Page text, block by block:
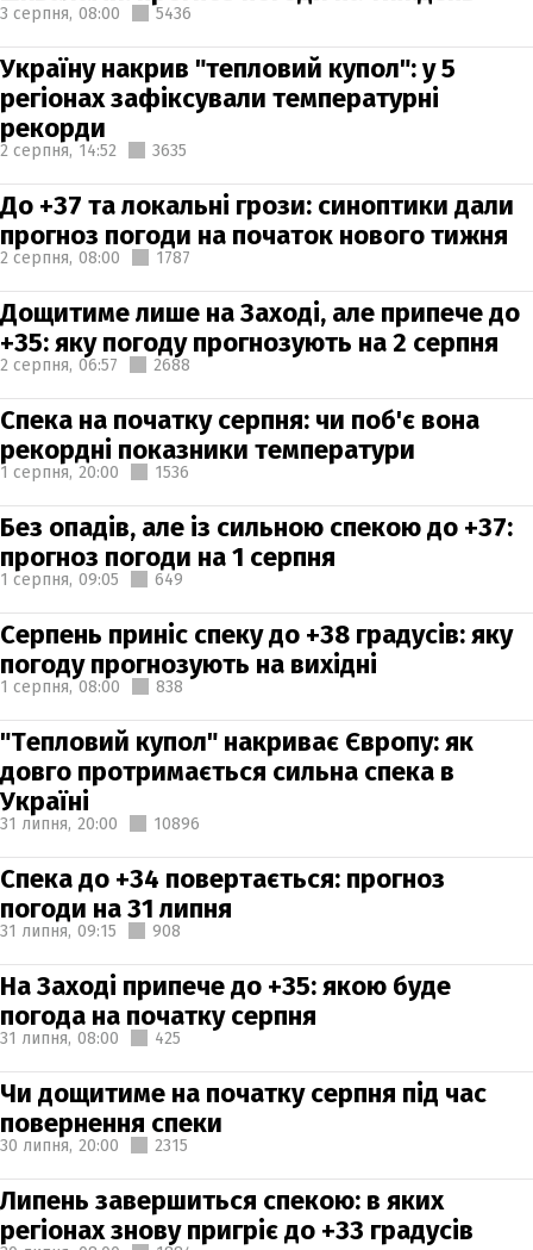
3 серпня, 08:00 5436
Україну накрив "тепловий купол": у 5
регіонах зафіксували температурні
рекорди
2 серпня, 14:52 3635
До +37 та локальні грози: синоптики дали
прогноз погоди на початок нового тижня
2 серпня, 08:00 1787
Дощитиме лише на Заході, але припече до
+35: яку погоду прогнозують на 2 серпня
2 серпня, 06:57 2688
Спека на початку серпня: чи поб'є вона
рекордні показники температури
1 серпня, 20:00 1536
Без опадів, але із сильною спекою до +37:
прогноз погоди на 1 серпня
1 серпня, 09:05 649
Серпень приніс спеку до +38 градусів: яку
погоду прогнозують на вихідні
1 серпня, 08:00 838
"Тепловий купол" накриває Європу: як
довго протримається сильна спека в
Україні
31 липня, 20:00 10896
Спека до +34 повертається: прогноз
погоди на 31 липня
31 липня, 09:15 908
На Заході припече до +35: якою буде
погода на початку серпня
31 липня, 08:00 425
Чи дощитиме на початку серпня під час
повернення спеки
30 липня, 20:00 2315
Липень завершиться спекою: в яких
регіонах знову пригріє до +33 градусів